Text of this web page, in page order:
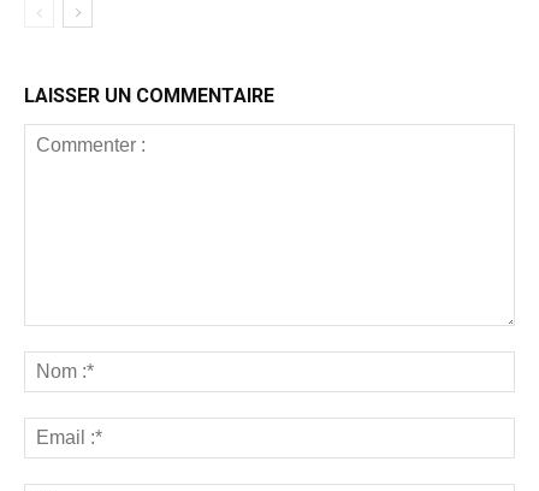
LAISSER UN COMMENTAIRE